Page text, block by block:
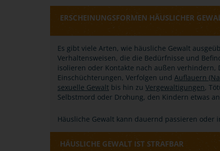
ERSCHEINUNGSFORMEN HÄUSLICHER
Es gibt viele Arten, wie häusliche Gewalt
Verhaltensweisen, die die Bedürfnisse und
isolieren oder Kontakte nach außen verhindern,
Einschüchterungen, Verfolgen und Auflauern
sexuelle Gewalt bis hin zu Vergewaltigungen,
Selbstmord oder Drohung, den Kindern etwas
Häusliche Gewalt kann dauernd passieren
HÄUSLICHE GEWALT IST STRAFBAR